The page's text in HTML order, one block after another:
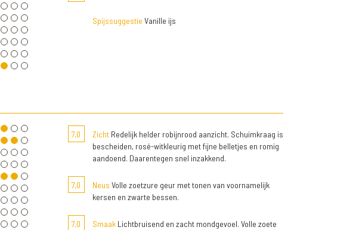
Spijssuggestie Vanille ijs
7,0 ZichtRedelijk helder robijnrood aanzicht. Schuimkraag is
bescheiden, rosé-witkleurig met fijne belletjes en romig
aandoend. Daarentegen snel inzakkend.
7,0 Neus Volle zoetzure geur met tonen van voornamelijk
kersen en zwarte bessen.
7,0 SmaakLichtbruisend en zacht mondgevoel. Volle zoete